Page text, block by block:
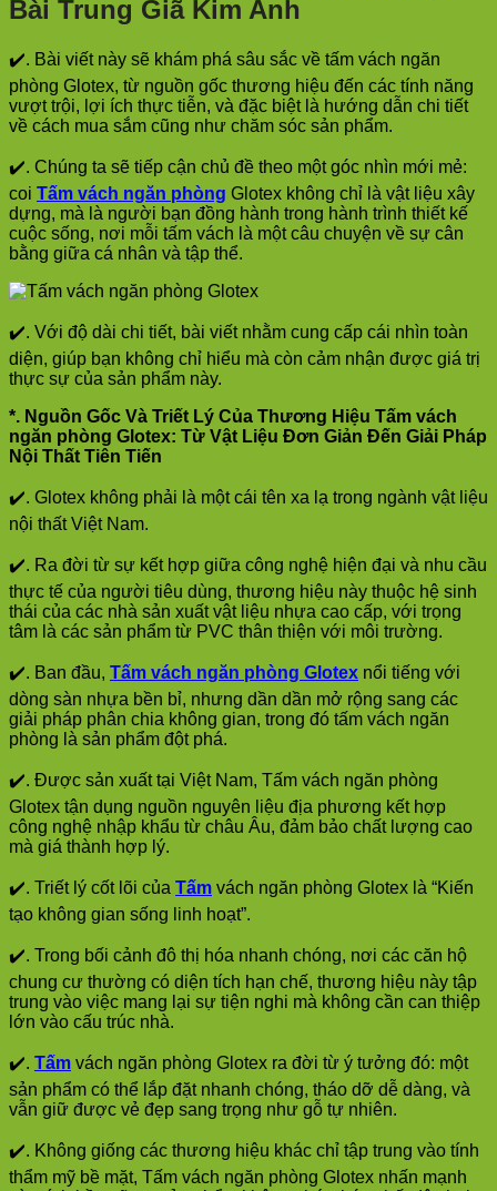
Bài Trung Giã Kim Anh
✔️. Bài viết này sẽ khám phá sâu sắc về tấm vách ngăn
phòng Glotex, từ nguồn gốc thương hiệu đến các tính năng
vượt trội, lợi ích thực tiễn, và đặc biệt là hướng dẫn chi tiết
về cách mua sắm cũng như chăm sóc sản phẩm.
✔️. Chúng ta sẽ tiếp cận chủ đề theo một góc nhìn mới mẻ:
coi Tấm vách ngăn phòng Glotex không chỉ là vật liệu xây
dựng, mà là người bạn đồng hành trong hành trình thiết kế
cuộc sống, nơi mỗi tấm vách là một câu chuyện về sự cân
bằng giữa cá nhân và tập thể.
✔️. Với độ dài chi tiết, bài viết nhằm cung cấp cái nhìn toàn
diện, giúp bạn không chỉ hiểu mà còn cảm nhận được giá trị
thực sự của sản phẩm này.
*. Nguồn Gốc Và Triết Lý Của Thương Hiệu Tấm vách
ngăn phòng Glotex: Từ Vật Liệu Đơn Giản Đến Giải Pháp
Nội Thất Tiên Tiến
✔️. Glotex không phải là một cái tên xa lạ trong ngành vật liệu
nội thất Việt Nam.
✔️. Ra đời từ sự kết hợp giữa công nghệ hiện đại và nhu cầu
thực tế của người tiêu dùng, thương hiệu này thuộc hệ sinh
thái của các nhà sản xuất vật liệu nhựa cao cấp, với trọng
tâm là các sản phẩm từ PVC thân thiện với môi trường.
✔️. Ban đầu, Tấm vách ngăn phòng Glotex nổi tiếng với
dòng sàn nhựa bền bỉ, nhưng dần dần mở rộng sang các
giải pháp phân chia không gian, trong đó tấm vách ngăn
phòng là sản phẩm đột phá.
✔️. Được sản xuất tại Việt Nam, Tấm vách ngăn phòng
Glotex tận dụng nguồn nguyên liệu địa phương kết hợp
công nghệ nhập khẩu từ châu Âu, đảm bảo chất lượng cao
mà giá thành hợp lý.
✔️. Triết lý cốt lõi của Tấm vách ngăn phòng Glotex là “Kiến
tạo không gian sống linh hoạt”.
✔️. Trong bối cảnh đô thị hóa nhanh chóng, nơi các căn hộ
chung cư thường có diện tích hạn chế, thương hiệu này tập
trung vào việc mang lại sự tiện nghi mà không cần can thiệp
lớn vào cấu trúc nhà.
✔️. Tấm vách ngăn phòng Glotex ra đời từ ý tưởng đó: một
sản phẩm có thể lắp đặt nhanh chóng, tháo dỡ dễ dàng, và
vẫn giữ được vẻ đẹp sang trọng như gỗ tự nhiên.
✔️. Không giống các thương hiệu khác chỉ tập trung vào tính
thẩm mỹ bề mặt, Tấm vách ngăn phòng Glotex nhấn mạnh